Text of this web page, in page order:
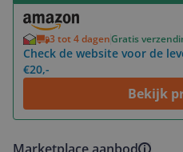
3 tot 4 dagenGratis
Check de website voor de
€20,-
Bekijk